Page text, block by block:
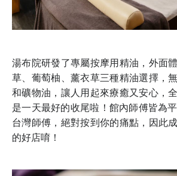
湯布院研發了專屬按摩用精油，外面
草、葡萄柚、薰衣草三種精油選擇，
和礦物油，讓人用起來療癒又安心，
是一天最好的收尾啦！館內師傅皆為
台灣師傅，絕對按到你的痛點，因此
的好店唷！